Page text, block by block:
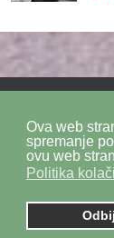
Ova web
spremanje
ovu web
Politika
Politika
Impressum